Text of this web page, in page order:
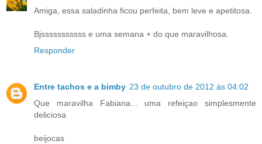
Amiga, essa saladinha ficou perfeita, bem leve e apetitosa.
Bjsssssssssss e uma semana + do que maravilhosa.
Responder
Entre tachos e a bimby 23 de outubro de 2012 às 04:02
Que maravilha Fabiana... uma refeiçao simplesmente
deliciosa
beijocas